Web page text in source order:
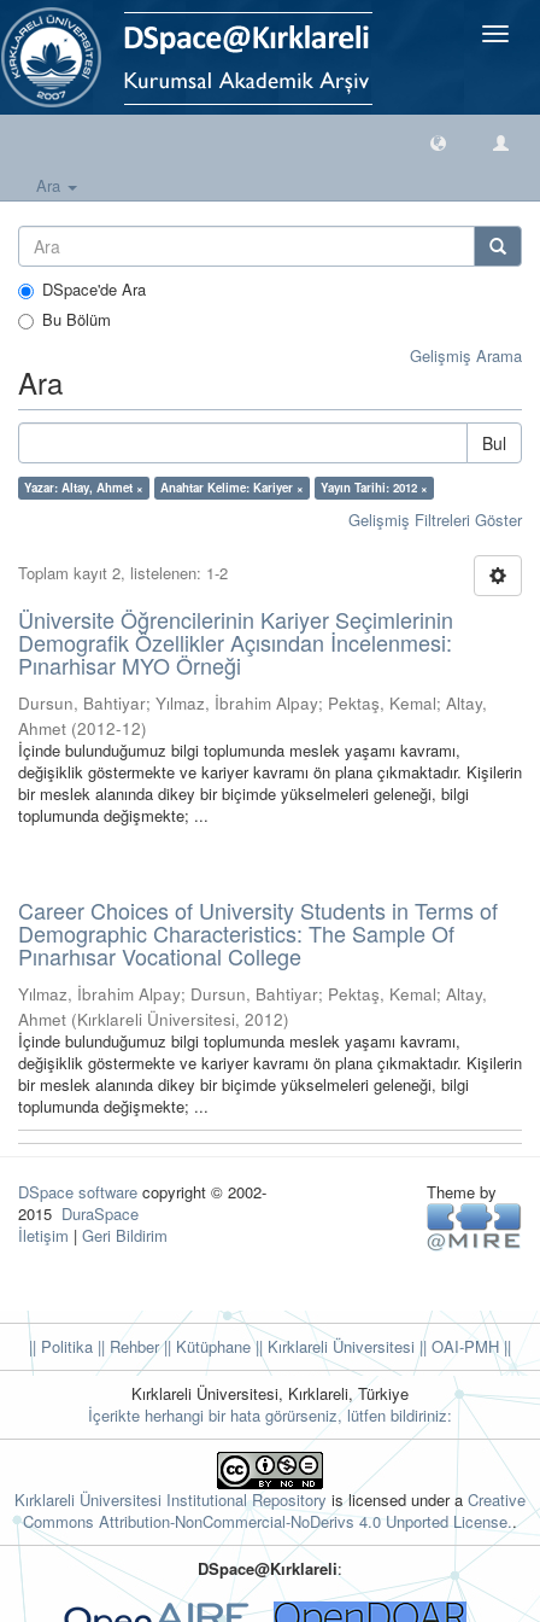
Geçiş
Ara
DSpace'de Ara
Bu Bölüm
Gelişmiş Arama
Ara
Bul
Yazar: Altay, Ahmet × Anahtar Kelime: Kariyer × Yayın Tarihi: 2012 ×
Gelişmiş Filtreleri Göster
Toplam kayıt 2, listelenen: 1-2
Üniversite Öğrencilerinin Kariyer Seçimlerinin
Demografik Özellikler Açısından İncelenmesi:
Pınarhisar MYO Örneği
Dursun, Bahtiyar; Yılmaz, İbrahim Alpay; Pektaş, Kemal; Altay,
Ahmet (2012-12)
İçinde bulunduğumuz bilgi toplumunda meslek yaşamı kavramı,
değişiklik göstermekte ve kariyer kavramı ön plana çıkmaktadır. Kişilerin
bir meslek alanında dikey bir biçimde yükselmeleri geleneği, bilgi
toplumunda değişmekte; ...
Career Choices of University Students in Terms of
Demographic Characteristics: The Sample Of
Pınarhısar Vocational College
Yılmaz, İbrahim Alpay; Dursun, Bahtiyar; Pektaş, Kemal; Altay,
Ahmet (Kırklareli Üniversitesi, 2012)
İçinde bulunduğumuz bilgi toplumunda meslek yaşamı kavramı,
değişiklik göstermekte ve kariyer kavramı ön plana çıkmaktadır. Kişilerin
bir meslek alanında dikey bir biçimde yükselmeleri geleneği, bilgi
toplumunda değişmekte; ...
DSpace software copyright © 2002-
2015 DuraSpace
İletişim | Geri Bildirim
Theme by
|| Politika || Rehber|| Kütüphane|| Kırklareli Üniversitesi || OAI-PMH ||
Kırklareli Üniversitesi, Kırklareli, Türkiye
İçerikte herhangi bir hata görürseniz, lütfen bildiriniz:
Kırklareli Üniversitesi Institutional Repository is licensed under a Creative
Commons Attribution-NonCommercial-NoDerivs 4.0 Unported License..
DSpace@Kırklareli: